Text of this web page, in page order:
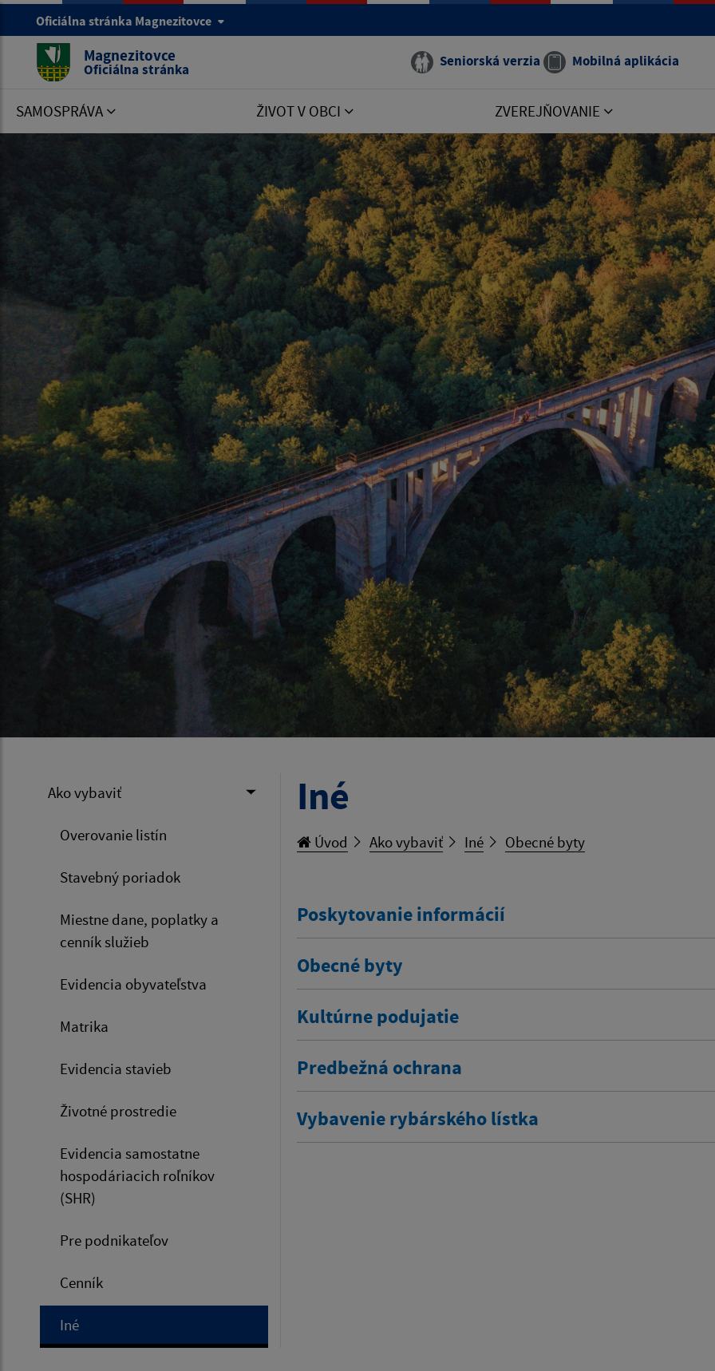
Oficiálna stránka Magnezitovce
Magnezitovce
Oficiálna stránka Seniorská verzia Mobilná aplikácia
SAMOSPRÁVA ŽIVOT V OBCI ZVEREJŇOVANIE
Ako vybaviť
Overovanie listín
Stavebný poriadok
Miestne dane, poplatky a
cenník služieb
Evidencia obyvateľstva
Matrika
Evidencia stavieb
Životné prostredie
Evidencia samostatne
hospodáriacich roľníkov
(SHR)
Pre podnikateľov
Cenník
Iné
Iné
Úvod Ako vybaviť Iné Obecné byty
Poskytovanie informácií
Obecné byty
Kultúrne podujatie
Predbežná ochrana
Vybavenie rybárského lístka